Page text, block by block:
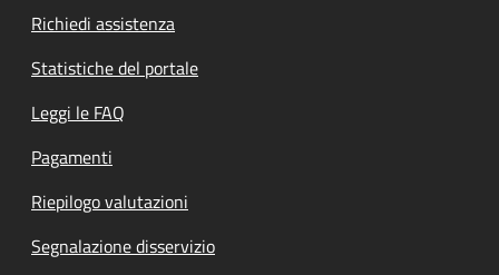
Richiedi assistenza
Statistiche del portale
Leggi le FAQ
Pagamenti
Riepilogo valutazioni
Segnalazione disservizio